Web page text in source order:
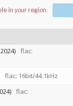
flac:
flac: 16bit/44.1kHz
flac: